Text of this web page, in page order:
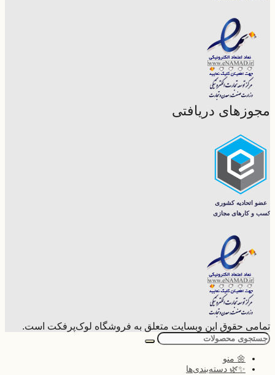
مجوزهای دریافتی
تمامی حقوق این وبسایت متعلق به فروشگاه لوک‌پرفکت است.
🌼 منو
✨🌿 دسته‌بندی‌ها